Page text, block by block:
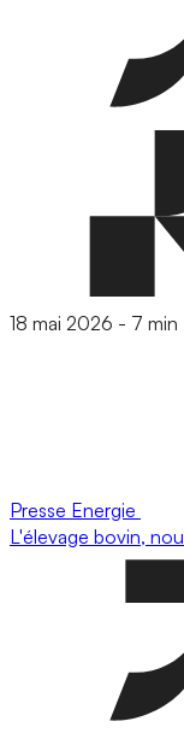
18 mai 2026 - 7 min
Presse Energie
L'élevage bovin,